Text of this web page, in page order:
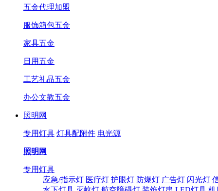
五金代理加盟
服饰箱包五金
家具五金
日用五金
工艺礼品五金
办公文教五金
照明网
专用灯具 灯具配附件 电光源
照明网
专用灯具
应急/指示灯 医疗灯 护眼灯 防爆灯 广告灯 闪光灯